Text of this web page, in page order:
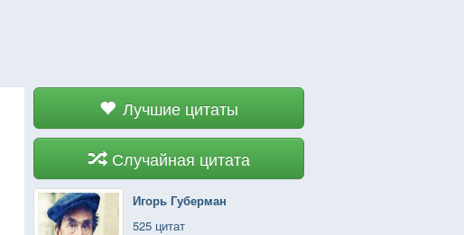
Лучшие цитаты
Случайная цитата
Игорь Губерман
525 цитат